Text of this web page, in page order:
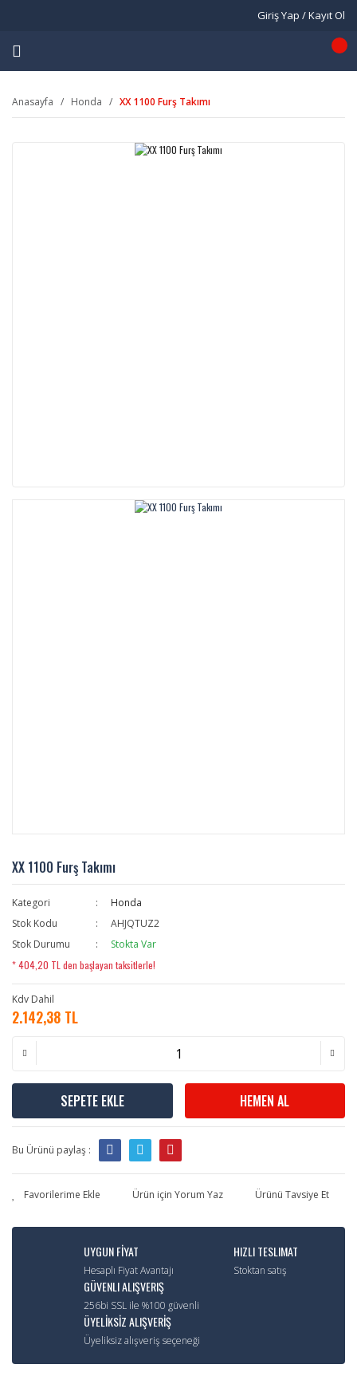
Giriş Yap / Kayıt Ol
Anasayfa Honda XX 1100 Furş Takımı
XX 1100 Furş Takımı
Kategori
Honda
Stok Kodu
AHJQTUZ2
Stok Durumu
Stokta Var
* 404,20 TL den başlayan taksitlerle!
Kdv Dahil
2.142,38 TL
SEPETE EKLE HEMEN AL
Bu Ürünü paylaş :
Ürün için Yorum Yaz Ürünü Tavsiye Et
UYGUN FİYAT
Hesaplı Fiyat Avantajı
HIZLI TESLIMAT
Stoktan satış
GÜVENLI ALIŞVERIŞ
256bi SSL ile %100 güvenli
ÜYELİKSİZ ALIŞVERİŞ
Üyeliksiz alışveriş seçeneği